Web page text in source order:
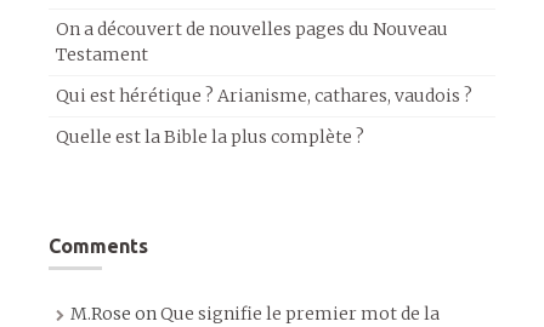
On a découvert de nouvelles pages du Nouveau
Testament
Qui est hérétique ? Arianisme, cathares, vaudois ?
Quelle est la Bible la plus complète ?
Comments
M.Rose onQue signifie le premier mot de la